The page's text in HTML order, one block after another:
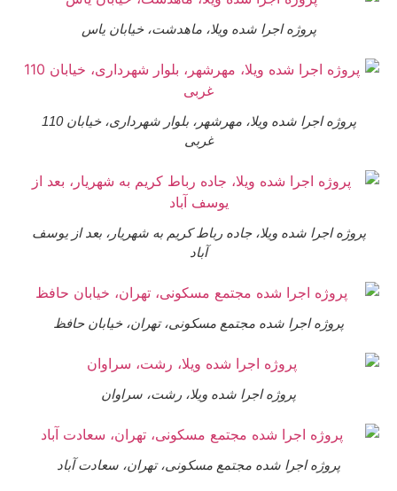
پروژه اجرا شده ویلا، ماهدشت، خیابان یاس
پروژه اجرا شده ویلا، مهرشهر، بلوار شهرداری، خیابان 110
اجرا شده ویلا، جاده رباط کریم به شهریار، بعد از یوسف
پروژه اجرا شده مجتمع مسکونی، تهران، خیابان حافظ
پروژه اجرا شده ویلا، رشت، سراوان
پروژه اجرا شده مجتمع مسکونی، تهران، سعادت آباد